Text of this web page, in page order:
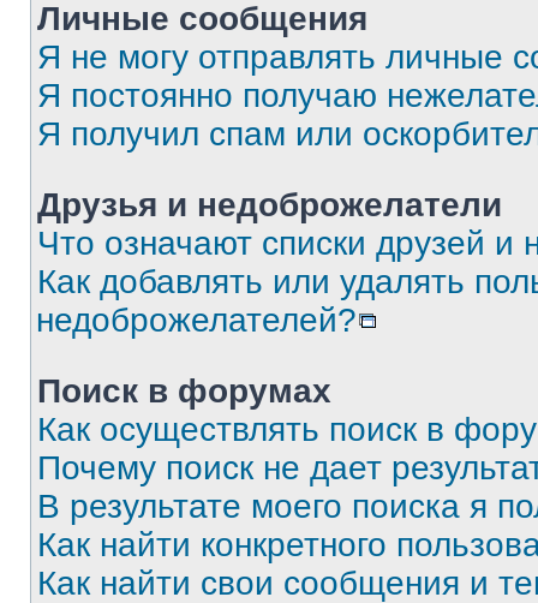
Личные сообщения
Я не могу отправлять личные
Я постоянно получаю
Я получил спам или
Друзья и недоброжелатели
Что означают списки друзей и
Как добавлять или удалять
недоброжелателей?
Поиск в форумах
Как осуществлять поиск в
Почему поиск не дает
В результате моего поиска я
Как найти конкретного
Как найти свои сообщения и